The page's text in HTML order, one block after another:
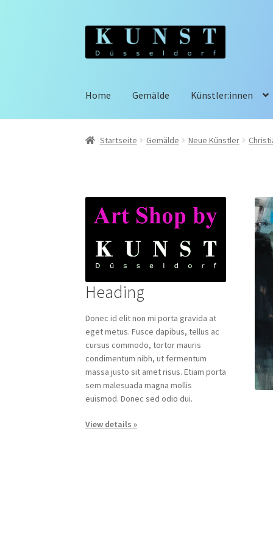
Zur
Navigation
springen
Zum
Inhalt
springen
Home Gemälde Künstler:innen
Startseite Gemälde Neue Künstler
Heading
Donec id elit non mi porta gravida at
eget metus. Fusce dapibus, tellus ac
cursus commodo, tortor mauris
condimentum nibh, ut fermentum
massa justo sit amet risus. Etiam porta
sem malesuada magna mollis
euismod. Donec sed odio dui.
View details »